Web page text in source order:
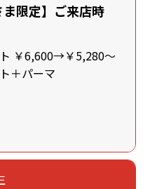
ま限定】ご来店時
ト ￥6,600→￥5,280～
＋パーマ